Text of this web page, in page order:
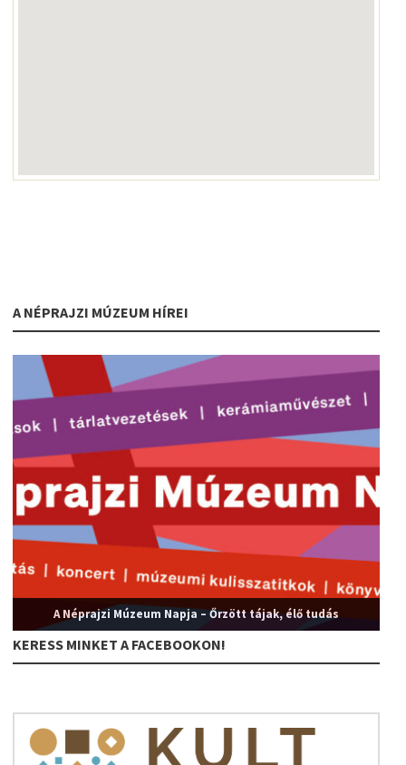
A NÉPRAJZI MÚZEUM HÍREI
A Néprajzi Múzeum Napja – Őrzött tájak, élő tudás
KERESS MINKET A FACEBOOKON!